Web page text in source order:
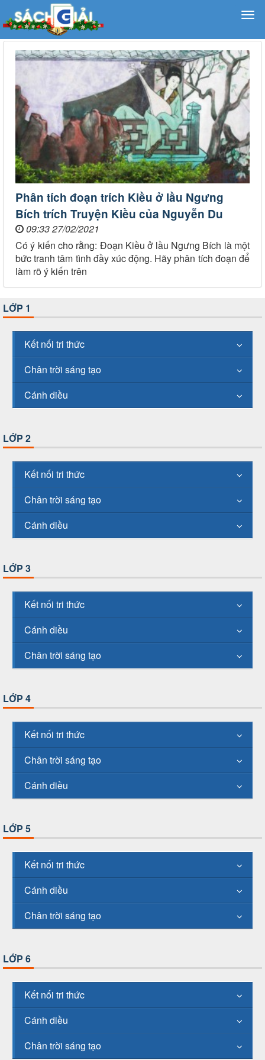
Phân tích đoạn trích Kiều ở lầu Ngưng
Bích trích Truyện Kiều của Nguyễn Du
09:33 27/02/2021
Có ý kiến cho rằng: Đoạn Kiều ở lầu Ngưng Bích là một
bức tranh tâm tình đầy xúc động. Hãy phân tích đoạn để
làm rõ ý kiến trên
LỚP 1
Kết nối tri thức
Chân trời sáng tạo
Cánh diều
LỚP 2
Kết nối tri thức
Chân trời sáng tạo
Cánh diều
LỚP 3
Kết nối tri thức
Cánh diều
Chân trời sáng tạo
LỚP 4
Kết nối tri thức
Chân trời sáng tạo
Cánh diều
LỚP 5
Kết nối tri thức
Cánh diều
Chân trời sáng tạo
LỚP 6
Kết nối tri thức
Cánh diều
Chân trời sáng tạo